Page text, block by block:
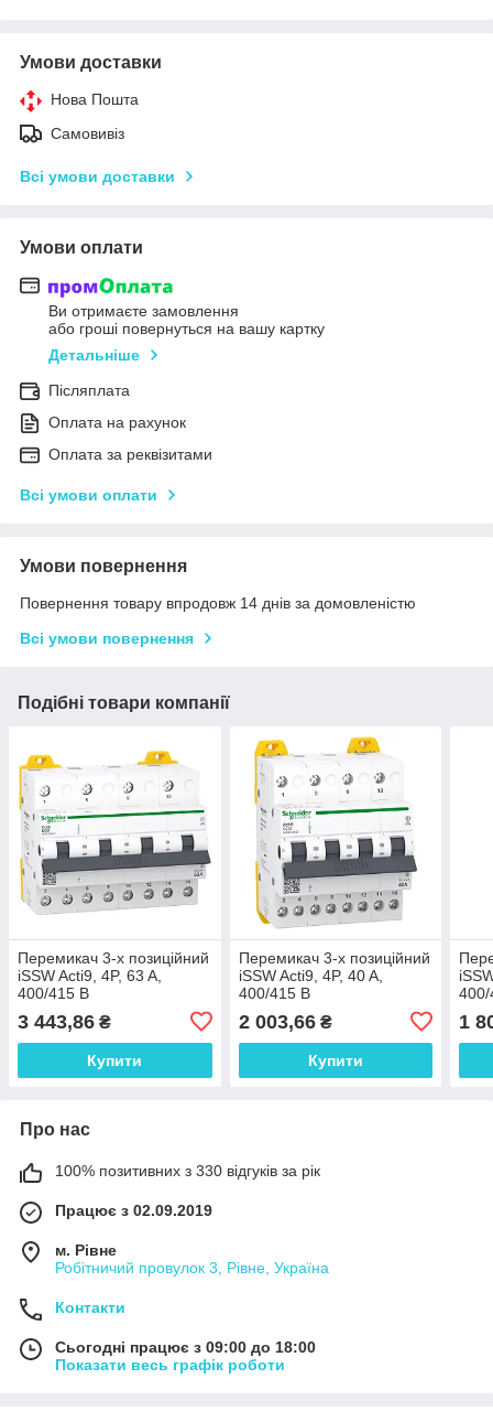
Умови доставки
Нова Пошта
Самовивіз
Всі умови доставки
Умови оплати
Ви отримаєте замовлення
або гроші повернуться на вашу картку
Детальніше
Післяплата
Оплата на рахунок
Оплата за реквізитами
Всі умови оплати
Умови повернення
Повернення товару впродовж 14 днів за домовленістю
Всі умови повернення
Подібні товари компанії
Перемикач 3-х позиційний
iSSW Acti9, 4P, 63 A,
400/415 В
3 443,86 ₴
Купити
Перемикач 3-х позиційний
iSSW Acti9, 4P, 40 A,
400/415 В
2 003,66₴
Купити
1
Про нас
100% позитивних з 330 відгуків за рік
Працює з 02.09.2019
м. Рівне
Робітничий провулок 3, Рівне, Україна
Контакти
Сьогодні працює з 09:00 до 18:00
Показати весь графік роботи